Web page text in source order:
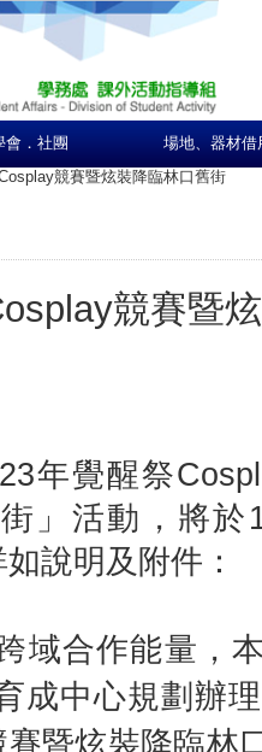
會．社團 場地、器材借
競賽暨炫裝降臨林口舊街
競賽暨
年覺醒祭
」活動，將於
說明及附件：
域合作能量，
成中心規劃辦
暨炫裝降臨林